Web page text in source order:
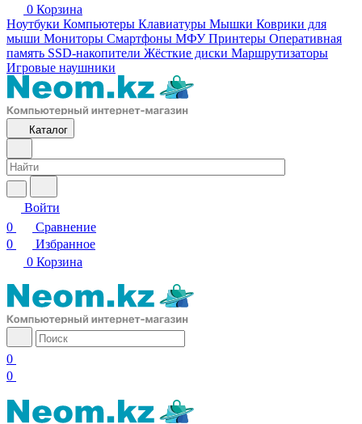
0 Корзина
Ноутбуки Компьютеры Клавиатуры Мышки Коврики для
мыши Мониторы Смартфоны МФУ Принтеры Оперативная
память SSD-накопители Жёсткие диски Маршрутизаторы
Игровые наушники
Каталог
Войти
0
Сравнение
0
Избранное
0 Корзина
0
0